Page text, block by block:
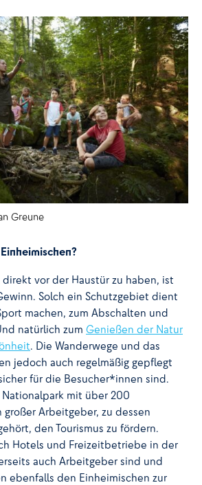
Greune
vor der Haustür zu haben, ist
Solch ein Schutzgebiet dient
machen, zum Abschalten und
natürlich zum Genießen der Natur
. Die Wanderwege und das
jedoch auch regelmäßig gepflegt
für die Besucher*innen sind.
mit über 200
Arbeitgeber, zu dessen
den Tourismus zu fördern.
Hotels und Freizeitbetriebe in der
auch Arbeitgeber sind und
ebenfalls den Einheimischen zur